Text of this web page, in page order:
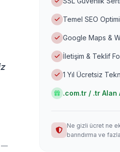
—
Temel SEO
Google Maps &
İletişim & Teklif
1 Yıl Ücretsiz
.com.tr / .tr Alan
Ne gizli ücret ne
barındırma ve